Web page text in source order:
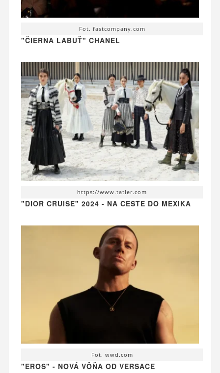
Fot. fastcompany.com
"ČIERNA LABUŤ" CHANEL
https://www.tatler.com
"DIOR CRUISE" 2024 - NA CESTE DO MEXIKA
Fot. wwd.com
"EROS" - NOVÁ VÔŇA OD VERSACE